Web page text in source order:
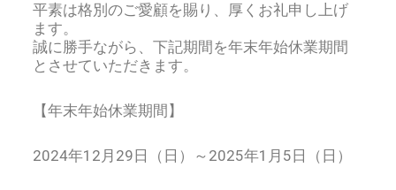
平素は格別のご愛顧を賜り、厚くお礼申し上げ
ます。
誠に勝手ながら、下記期間を年末年始休業期間
とさせていただきます。
【年末年始休業期間】
2024年12月29日（日）～2025年1月5日（日）